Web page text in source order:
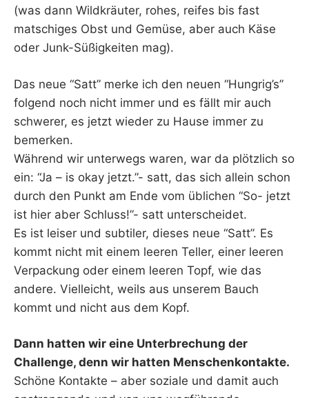
(was dann Wildkräuter, rohes, reifes bis fast
matschiges Obst und Gemüse, aber auch Käse
oder Junk-Süßigkeiten mag).
Das neue “Satt” merke ich den neuen “Hungrig’s”
folgend noch nicht immer und es fällt mir auch
schwerer, es jetzt wieder zu Hause immer zu
bemerken.
Während wir unterwegs waren, war da plötzlich so
ein: “Ja – is okay jetzt.”- satt, das sich allein schon
durch den Punkt am Ende vom üblichen “So- jetzt
ist hier aber Schluss!”- satt unterscheidet.
Es ist leiser und subtiler, dieses neue “Satt”. Es
kommt nicht mit einem leeren Teller, einer leeren
Verpackung oder einem leeren Topf, wie das
andere. Vielleicht, weils aus unserem Bauch
kommt und nicht aus dem Kopf.
Dann hatten wir eine Unterbrechung der
Challenge, denn wir hatten Menschenkontakte.
Schöne Kontakte – aber soziale und damit auch